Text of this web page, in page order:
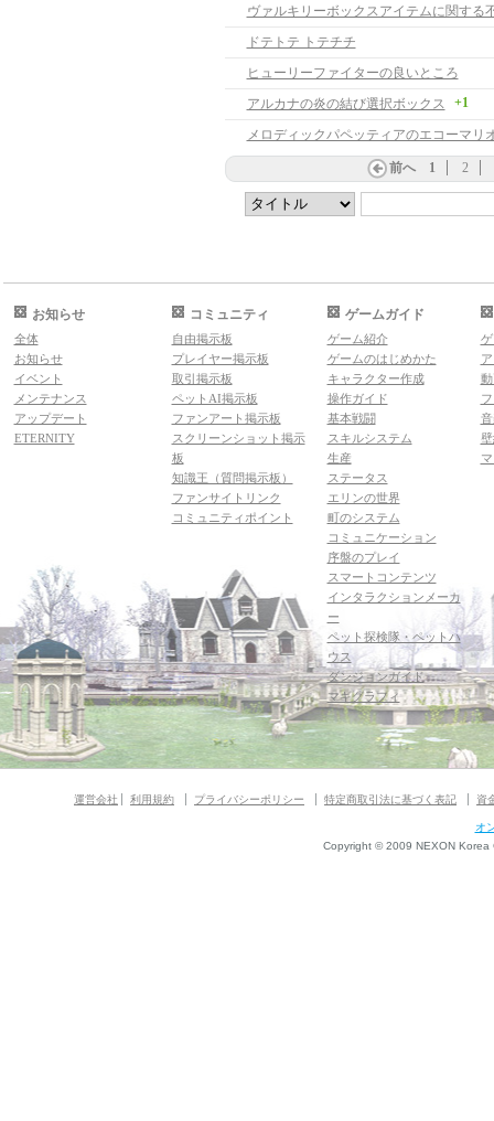
ヴァルキリーボックスアイテムに関する
ドテトテ トテチチ
ヒューリーファイターの良いところ
アルカナの炎の結び選択ボックス
+1
前へ 1 2
お知らせ
全体
お知らせ
イベント
メンテナンス
アップデート
ETERNITY
コミュニティ
自由掲示板
プレイヤー掲示板
取引掲示板
ペットAI掲示板
ファンアート掲示板
スクリーンショット掲示
板
知識王（質問掲示板）
ファンサイトリンク
コミュニティポイント
ゲームガイド
ゲーム紹介
ゲームのはじめかた
キャラクター作成
操作ガイド
基本戦闘
スキルシステム
生産
ステータス
エリンの世界
町のシステム
コミュニケーション
序盤のプレイ
スマートコンテンツ
インタラクションメーカ
ー
ペット探検隊・ペットハ
ウス
ダンジョンガイド
マギグラフィ
運営会社 利用規約 プライバシーポリシー 特定商取引法に基づく表記 資
オ
Copyright © 2009 NEXON Korea